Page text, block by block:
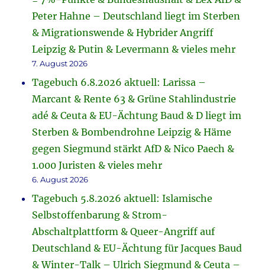
Peter Hahne – Deutschland liegt im Sterben
& Migrationswende & Hybrider Angriff
Leipzig & Putin & Levermann & vieles mehr
7. August 2026
Tagebuch 6.8.2026 aktuell: Larissa –
Marcant & Rente 63 & Grüne Stahlindustrie
adé & Ceuta & EU-Ächtung Baud & D liegt im
Sterben & Bombendrohne Leipzig & Häme
gegen Siegmund stärkt AfD & Nico Paech &
1.000 Juristen & vieles mehr
6. August 2026
Tagebuch 5.8.2026 aktuell: Islamische
Selbstoffenbarung & Strom-
Abschaltplattform & Queer-Angriff auf
Deutschland & EU-Ächtung für Jacques Baud
& Winter-Talk – Ulrich Siegmund & Ceuta –